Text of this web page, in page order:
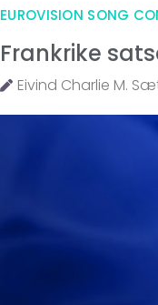
EUROVISION SONG
Frankrike
Eivind Charlie M.